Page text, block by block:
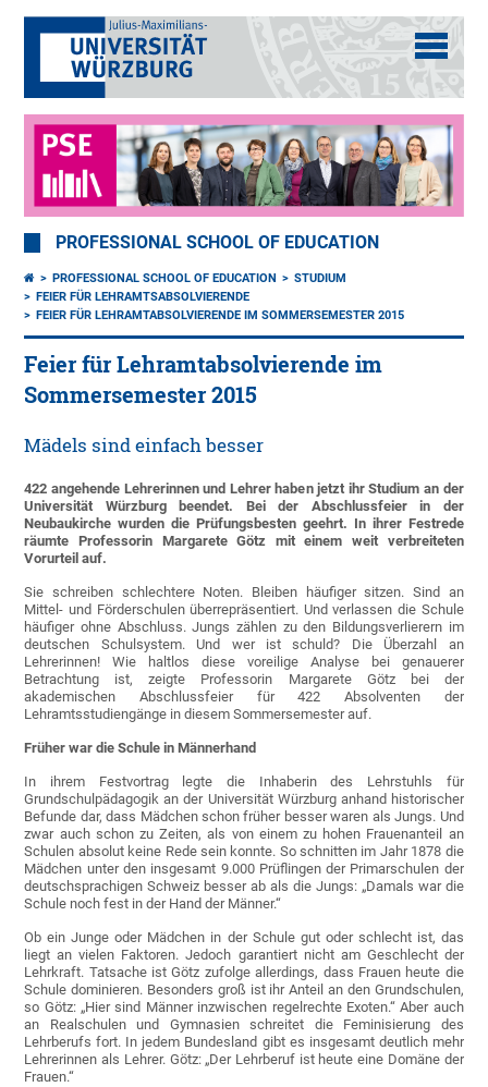
PROFESSIONAL SCHOOL OF EDUCATION
PROFESSIONAL SCHOOL OF EDUCATION
STUDIUM
FEIER FÜR LEHRAMTSABSOLVIERENDE
FEIER FÜR LEHRAMTABSOLVIERENDE IM SOMMERSEMESTER 2015
Feier für Lehramtabsolvierende im
Sommersemester 2015
Mädels sind einfach besser
422 angehende Lehrerinnen und Lehrer haben jetzt ihr Studium an der
Universität Würzburg beendet. Bei der Abschlussfeier in der
Neubaukirche wurden die Prüfungsbesten geehrt. In ihrer Festrede
räumte Professorin Margarete Götz mit einem weit verbreiteten
Vorurteil auf.
Sie schreiben schlechtere Noten. Bleiben häufiger sitzen. Sind an
Mittel- und Förderschulen überrepräsentiert. Und verlassen die Schule
häufiger ohne Abschluss. Jungs zählen zu den Bildungsverlierern im
deutschen Schulsystem. Und wer ist schuld? Die Überzahl an
Lehrerinnen! Wie haltlos diese voreilige Analyse bei genauerer
Betrachtung ist, zeigte Professorin Margarete Götz bei der
akademischen Abschlussfeier für 422 Absolventen der
Lehramtsstudiengänge in diesem Sommersemester auf.
Früher war die Schule in Männerhand
In ihrem Festvortrag legte die Inhaberin des Lehrstuhls für
Grundschulpädagogik an der Universität Würzburg anhand historischer
Befunde dar, dass Mädchen schon früher besser waren als Jungs. Und
zwar auch schon zu Zeiten, als von einem zu hohen Frauenanteil an
Schulen absolut keine Rede sein konnte. So schnitten im Jahr 1878 die
Mädchen unter den insgesamt 9.000 Prüflingen der Primarschulen der
deutschsprachigen Schweiz besser ab als die Jungs: „Damals war die
Schule noch fest in der Hand der Männer.“
Ob ein Junge oder Mädchen in der Schule gut oder schlecht ist, das
liegt an vielen Faktoren. Jedoch garantiert nicht am Geschlecht der
Lehrkraft. Tatsache ist Götz zufolge allerdings, dass Frauen heute die
Schule dominieren. Besonders groß ist ihr Anteil an den Grundschulen,
so Götz: „Hier sind Männer inzwischen regelrechte Exoten.“ Aber auch
an Realschulen und Gymnasien schreitet die Feminisierung des
Lehrberufs fort. In jedem Bundesland gibt es insgesamt deutlich mehr
Lehrerinnen als Lehrer. Götz: „Der Lehrberuf ist heute eine Domäne der
Frauen.“